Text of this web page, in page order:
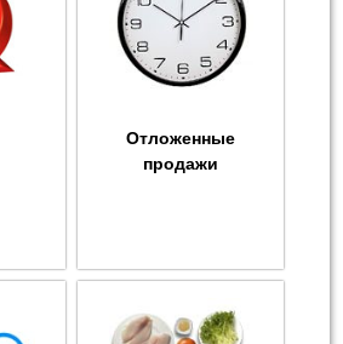
Отложенные
продажи